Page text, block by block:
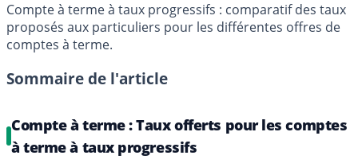
Compte à terme à taux progressifs : comparatif des taux
proposés aux particuliers pour les différentes offres de
comptes à terme.
Sommaire de l'article
Compte à terme : Taux offerts pour les comptes
à terme à taux progressifs